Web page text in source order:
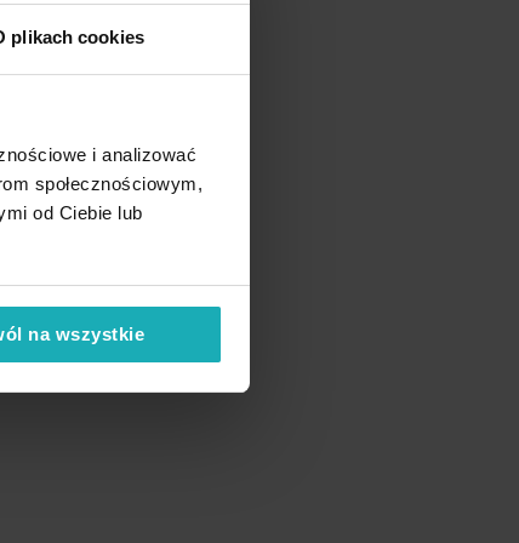
plikach cookies
i analizować
społecznościowym,
od Ciebie lub
na wszystkie